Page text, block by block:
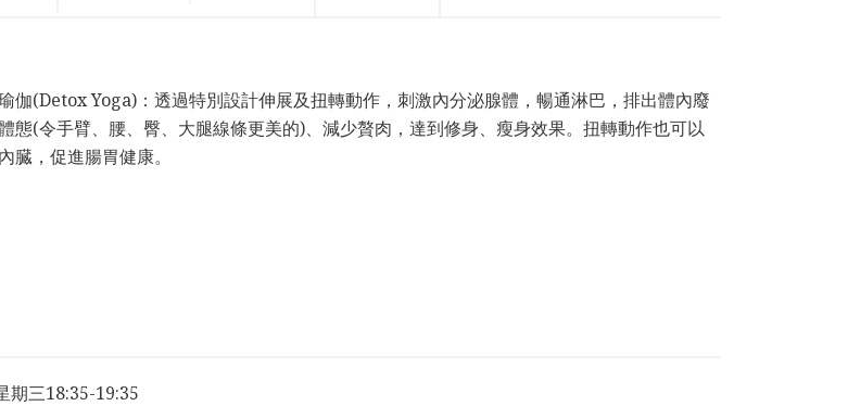
伽(Detox Yoga)：透過特別設計伸展及扭轉動作，刺激內分泌腺體，暢通淋巴，排出體內廢
態(令手臂、腰、臀、大腿線條更美的)、減少贅肉，達到修身、瘦身效果。扭轉動作也可以
臓，促進腸胃健康。
期三18:35-19:35